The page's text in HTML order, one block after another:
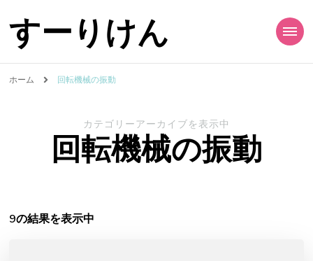
すーりけん
ホーム 回転機械の振動
カテゴリーアーカイブを表示中
回転機械の振動
9の結果を表示中